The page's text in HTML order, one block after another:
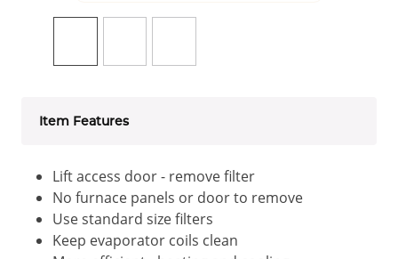
Item Features
Lift access door - remove filter
No furnace panels or door to remove
Use standard size filters
Keep evaporator coils clean